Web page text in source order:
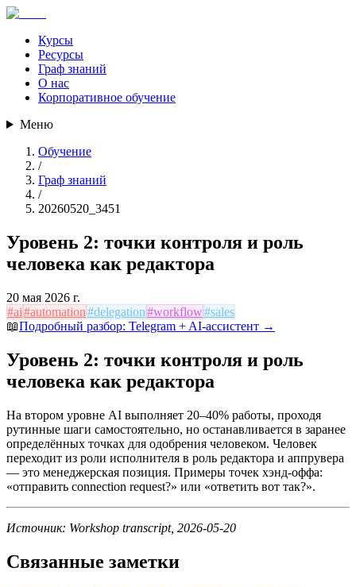
Курсы
Ресурсы
Граф знаний
О нас
Корпоративное обучение
Меню
Обучение
/
Граф знаний
/
20260520_3451
Уровень 2: точки контроля и роль
человека как редактора
20 мая 2026 г.
#ai#automation#delegation#workflow#sales
📖Подробный разбор: Telegram + AI-ассистент →
Уровень 2: точки контроля и роль
человека как редактора
На втором уровне AI выполняет 20–40% работы, проходя
рутинные шаги самостоятельно, но останавливается в заранее
определённых точках для одобрения человеком. Человек
переходит из роли исполнителя в роль редактора и аппрувера
— это менеджерская позиция. Примеры точек хэнд-оффа:
«отправить connection request?» или «ответить вот так?».
Источник: Workshop transcript, 2026-05-20
Связанные заметки